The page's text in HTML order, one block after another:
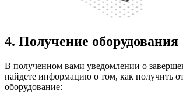
4. Получение оборудования
В полученном вами уведомлении о
найдете информацию о том, как получить
оборудование: